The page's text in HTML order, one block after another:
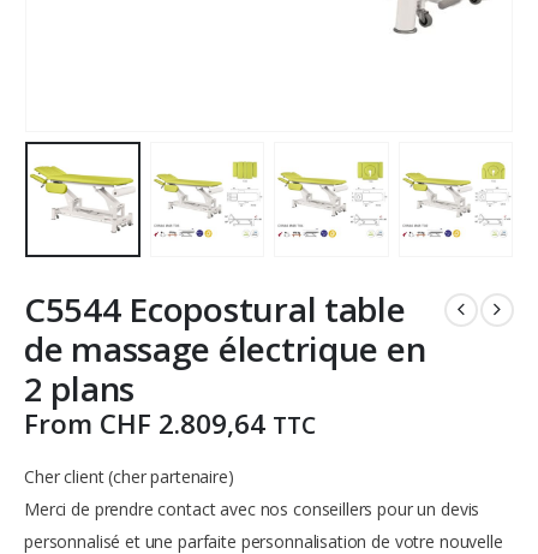
C5544 Ecopostural table
de massage électrique en
2 plans
From CHF 2.809,64 TTC
Cher client (cher partenaire)
Merci de prendre contact avec nos conseillers pour un devis
personnalisé et une parfaite personnalisation de votre nouvelle